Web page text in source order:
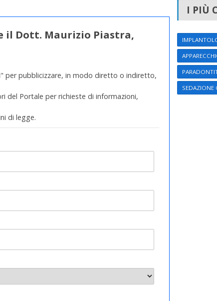
il Dott. Maurizio Piastra,
per pubblicizzare, in modo diretto o indiretto,
del Portale per richieste di informazioni,
di legge.
I PIÙ
SEDAZIONE